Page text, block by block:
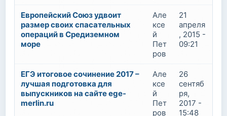
Европейский Союз удвоит
размер своих спасательных
операций в Средиземном
море
Але
ксе
й
Пет
ров
21
апреля
, 2015 -
09:21
ЕГЭ итоговое сочинение 2017 –
лучшая подготовка для
выпускников на сайте ege-
merlin.ru
Але
ксе
й
Пет
ров
26
сентяб
ря,
2017 -
15:48